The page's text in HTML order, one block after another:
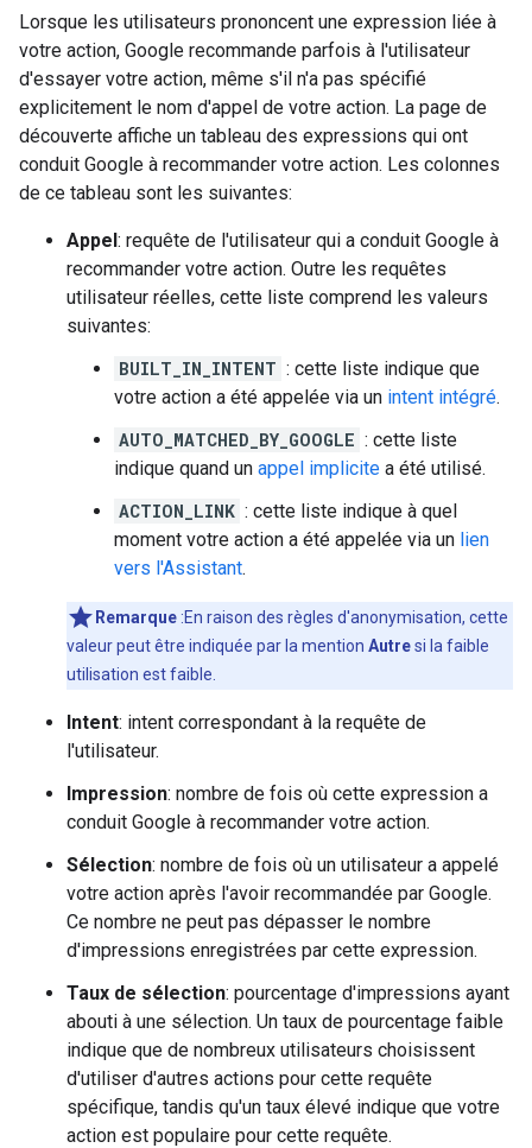
Lorsque les utilisateurs prononcent une expression liée à
votre action, Google recommande parfois à l'utilisateur
d'essayer votre action, même s'il n'a pas spécifié
explicitement le nom d'appel de votre action. La page de
découverte affiche un tableau des expressions qui ont
conduit Google à recommander votre action. Les colonnes
de ce tableau sont les suivantes:
Appel: requête de l'utilisateur qui a conduit Google à
recommander votre action. Outre les requêtes
utilisateur réelles, cette liste comprend les valeurs
suivantes:
BUILT_IN_INTENT : cette liste indique que
votre action a été appelée via un intent intégré.
AUTO_MATCHED_BY_GOOGLE : cette liste
indique quand un appel implicite a été utilisé.
ACTION_LINK : cette liste indique à quel
moment votre action a été appelée via un lien
vers l'Assistant.
Remarque :En raison des règles d'anonymisation, cette
valeur peut être indiquée par la mention Autresi la faible
utilisation est faible.
Intent: intent correspondant à la requête de
l'utilisateur.
Impression: nombre de fois où cette expression a
conduit Google à recommander votre action.
Sélection: nombre de fois où un utilisateur a appelé
votre action après l'avoir recommandée par Google.
Ce nombre ne peut pas dépasser le nombre
d'impressions enregistrées par cette expression.
Taux de sélection: pourcentage d'impressions ayant
abouti à une sélection. Un taux de pourcentage faible
indique que de nombreux utilisateurs choisissent
d'utiliser d'autres actions pour cette requête
spécifique, tandis qu'un taux élevé indique que votre
action est populaire pour cette requête.